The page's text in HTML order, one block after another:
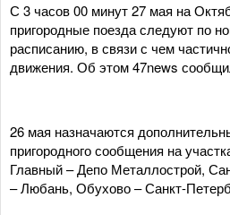
С 3 часов 00 минут 27 мая на
пригородные поезда следуют по
расписанию, в связи с чем
движения. Об этом 47news
26 мая назначаются
пригородного сообщения на
Главный – Депо Металлострой,
– Любань, Обухово – Санкт-